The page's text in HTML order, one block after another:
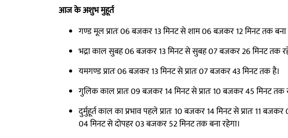
आज के अशुभ मुहूर्त
गण्ड मूल प्रातः 06 बजकर 13 मिनट से शाम 06 बजकर 12 मिनट तक बना
भद्रा काल सुबह 06 बजकर 13 मिनट से सुबह 07 बजकर 26 मिनट तक
यमगण्ड प्रातः 06 बजकर 13 मिनट से प्रातः 07 बजकर 43 मिनट तक है।
गुलिक काल प्रातः 09 बजकर 14 मिनट से प्रातः 10 बजकर 45 मिनट तक
दुर्मुहूर्त काल का प्रभाव पहले प्रातः 10 बजकर 14 मिनट से प्रातः 11
04 मिनट से दोपहर 03 बजकर 52 मिनट तक बना रहेगा।